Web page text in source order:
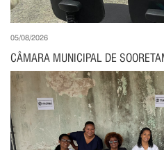
05/08/2026
CÂMARA MUNICIPAL DE